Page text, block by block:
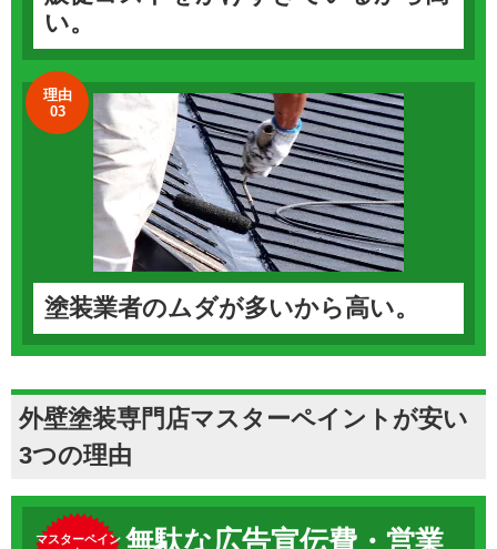
い。
理由
03
塗装業者のムダが多いから高い。
外壁塗装専門店マスターペイントが安い
3つの理由
マスターペイン 無駄な広告宣伝費・営業